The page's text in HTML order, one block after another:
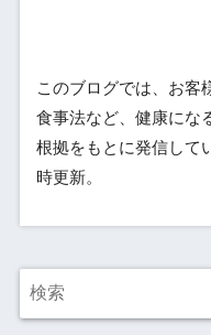
このブログでは、お客
食事法など、健康にな
根拠をもとに発信して
時更新。